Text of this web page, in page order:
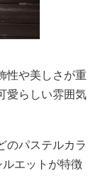
性や美しさが重
愛らしい雰囲気
のパステルカラ
エットが特徴